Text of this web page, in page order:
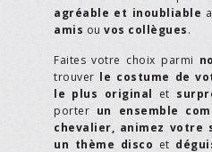
agréable et inoubliable
amis ou vos collègues.
Faites votre choix parmi
trouver le costume de
le plus original et
porter un ensemble
chevalier, animez votre
un thème disco et